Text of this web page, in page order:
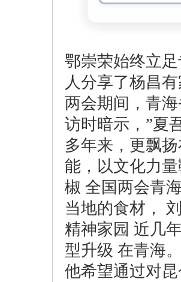
鄂崇荣始终立
人分享了杨昌
两会期间，青
访时暗示，”夏
多年来，更飘
能，以文化力
椒 全国两会青
当地的食材，
精神家园 近几
型升级 在青海
他希望通过对